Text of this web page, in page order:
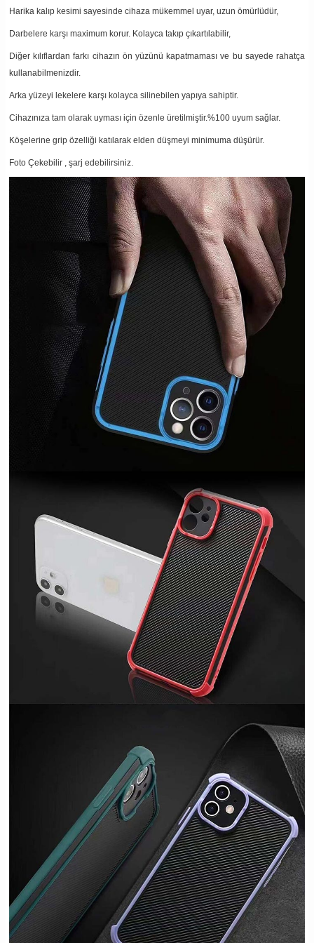
Harika kalıp kesimi sayesinde cihaza mükemmel uyar, uzun ömürlüdür,
Darbelere karşı maximum korur. Kolayca takıp çıkartılabilir,
Diğer kılıflardan farkı cihazın ön yüzünü kapatmaması ve bu sayede rahatça
kullanabilmenizdir.
Arka yüzeyi lekelere karşı kolayca silinebilen yapıya sahiptir.
Cihazınıza tam olarak uyması için özenle üretilmiştir.%100 uyum sağlar.
Köşelerine grip özelliği katılarak elden düşmeyi minimuma düşürür.
Foto Çekebilir , şarj edebilirsiniz.